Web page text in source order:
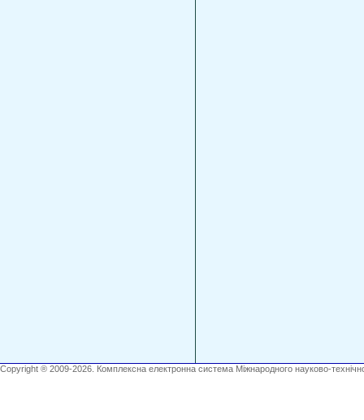
Copyright ® 2009-2026. Комплексна електронна система Міжнародного науково-